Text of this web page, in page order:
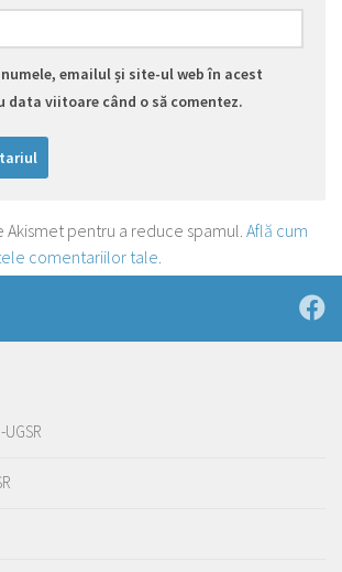
emailul și site-ul web în acest
data viitoare când o să comentez.
Akismet pentru a reduce spamul. Află cum
comentariilor tale.